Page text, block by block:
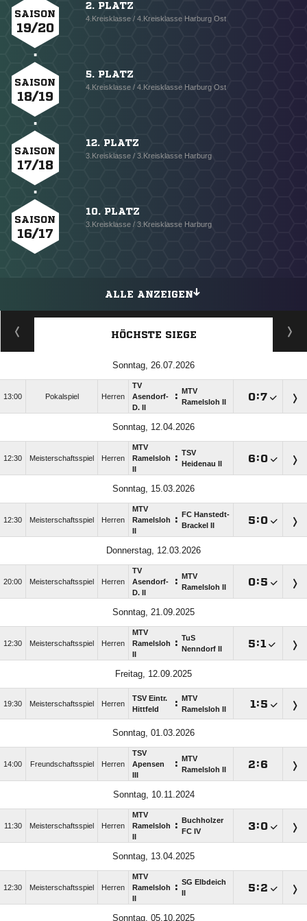
SAISON
19/20
2. PLATZ
4.Kreisklasse / 4.Kreisklasse Harburg Ost
SAISON
18/19
5. PLATZ
4.Kreisklasse / 4.Kreisklasse Harburg Ost
SAISON
17/18
12. PLATZ
3.Kreisklasse / 3.Kreisklasse Harburg
SAISON
16/17
10. PLATZ
3.Kreisklasse / 3.Kreisklasse Harburg
ALLE ANZEIGEN
HÖCHSTE SIEGE
Sonntag, 26.07.2026
13:00 Pokalspiel Herren
TV
Asendorf-
D. II
:
MTV
Ramelsloh II
:
Sonntag, 12.04.2026
12:30 Meisterschaftsspiel Herren
MTV
Ramelsloh
: TSV
Heidenau II
:
Sonntag, 15.03.2026
12:30 Meisterschaftsspiel Herren
MTV
Ramelsloh
:
FC Hanstedt-
Brackel II
:
Donnerstag, 12.03.2026
20:00 Meisterschaftsspiel Herren
TV
Asendorf-
D. II
:
MTV
Ramelsloh II
:
Sonntag, 21.09.2025
12:30 Meisterschaftsspiel Herren
MTV
Ramelsloh
: TuS
Nenndorf II
:
Freitag, 12.09.2025
19:30 Meisterschaftsspiel Herren
TSV Eintr.
Hittfeld
:
MTV
Ramelsloh II
:
Sonntag, 01.03.2026
14:00 Freundschaftsspiel Herren
TSV
Apensen
:
MTV
Ramelsloh II
:
Sonntag, 10.11.2024
11:30 Meisterschaftsspiel Herren
MTV
Ramelsloh
:
Buchholzer
FC IV
:
Sonntag, 13.04.2025
12:30 Meisterschaftsspiel Herren
MTV
Ramelsloh
: SG Elbdeich
:
Sonntag, 05.10.2025